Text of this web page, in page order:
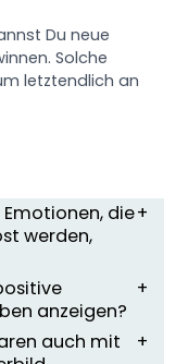
Du neue
Solche
letztendlich an
die
werden,
anzeigen?
auch mit